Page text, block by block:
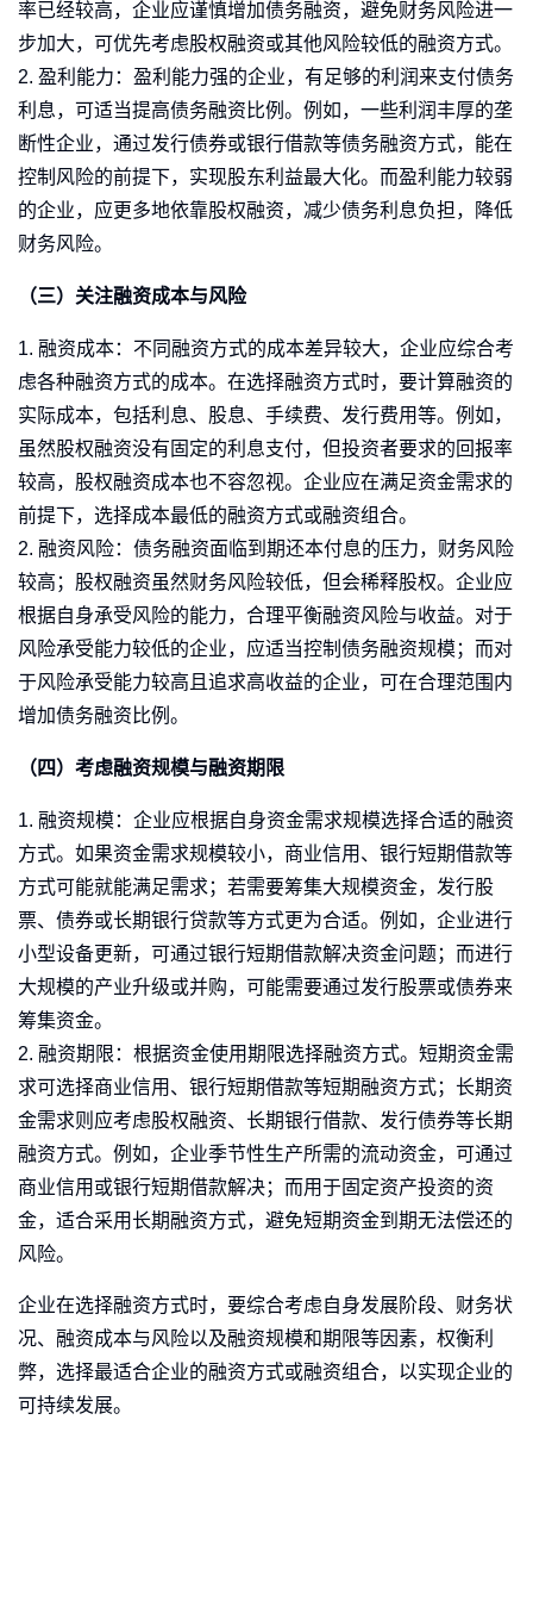
率已经较高，企业应谨慎增加债务融资，避免财务风险进一
步加大，可优先考虑股权融资或其他风险较低的融资方式。
2. 盈利能力：盈利能力强的企业，有足够的利润来支付债务
利息，可适当提高债务融资比例。例如，一些利润丰厚的垄
断性企业，通过发行债券或银行借款等债务融资方式，能在
控制风险的前提下，实现股东利益最大化。而盈利能力较弱
的企业，应更多地依靠股权融资，减少债务利息负担，降低
财务风险。
（三）关注融资成本与风险
1. 融资成本：不同融资方式的成本差异较大，企业应综合考
虑各种融资方式的成本。在选择融资方式时，要计算融资的
实际成本，包括利息、股息、手续费、发行费用等。例如，
虽然股权融资没有固定的利息支付，但投资者要求的回报率
较高，股权融资成本也不容忽视。企业应在满足资金需求的
前提下，选择成本最低的融资方式或融资组合。
2. 融资风险：债务融资面临到期还本付息的压力，财务风险
较高；股权融资虽然财务风险较低，但会稀释股权。企业应
根据自身承受风险的能力，合理平衡融资风险与收益。对于
风险承受能力较低的企业，应适当控制债务融资规模；而对
于风险承受能力较高且追求高收益的企业，可在合理范围内
增加债务融资比例。
（四）考虑融资规模与融资期限
1. 融资规模：企业应根据自身资金需求规模选择合适的融资
方式。如果资金需求规模较小，商业信用、银行短期借款等
方式可能就能满足需求；若需要筹集大规模资金，发行股
票、债券或长期银行贷款等方式更为合适。例如，企业进行
小型设备更新，可通过银行短期借款解决资金问题；而进行
大规模的产业升级或并购，可能需要通过发行股票或债券来
筹集资金。
2. 融资期限：根据资金使用期限选择融资方式。短期资金需
求可选择商业信用、银行短期借款等短期融资方式；长期资
金需求则应考虑股权融资、长期银行借款、发行债券等长期
融资方式。例如，企业季节性生产所需的流动资金，可通过
商业信用或银行短期借款解决；而用于固定资产投资的资
金，适合采用长期融资方式，避免短期资金到期无法偿还的
风险。
企业在选择融资方式时，要综合考虑自身发展阶段、财务状
况、融资成本与风险以及融资规模和期限等因素，权衡利
弊，选择最适合企业的融资方式或融资组合，以实现企业的
可持续发展。